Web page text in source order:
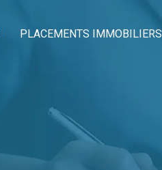
PLACEMENTS IMMOBILIERS